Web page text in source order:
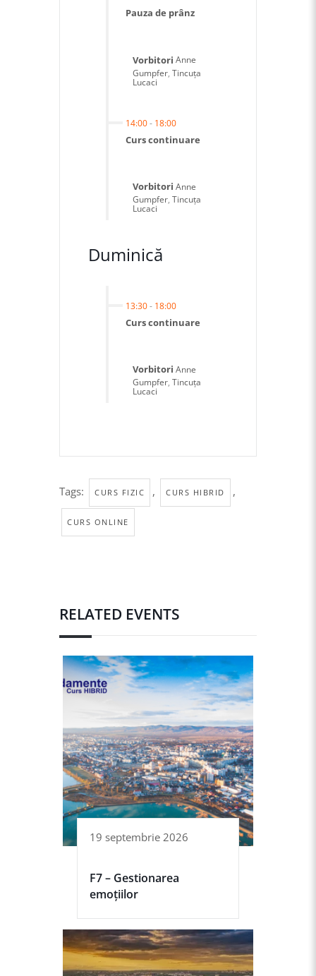
Pauza de prânz
Vorbitori Anne
Gumpfer, Tincuța
Lucaci
14:00- 18:00
Curs continuare
Vorbitori Anne
Gumpfer, Tincuța
Lucaci
Duminică
13:30- 18:00
Curs continuare
Vorbitori Anne
Gumpfer, Tincuța
Lucaci
Tags: CURS FIZIC , CURS HIBRID ,
CURS ONLINE
RELATED EVENTS
19 septembrie 2026
F7 – Gestionarea
emoțiilor